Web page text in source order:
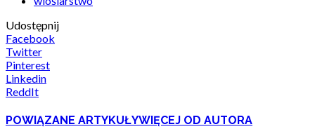
Udostępnij
Facebook
Twitter
Pinterest
Linkedin
ReddIt
POWIĄZANE ARTYKUŁYWIĘCEJ OD AUTORA